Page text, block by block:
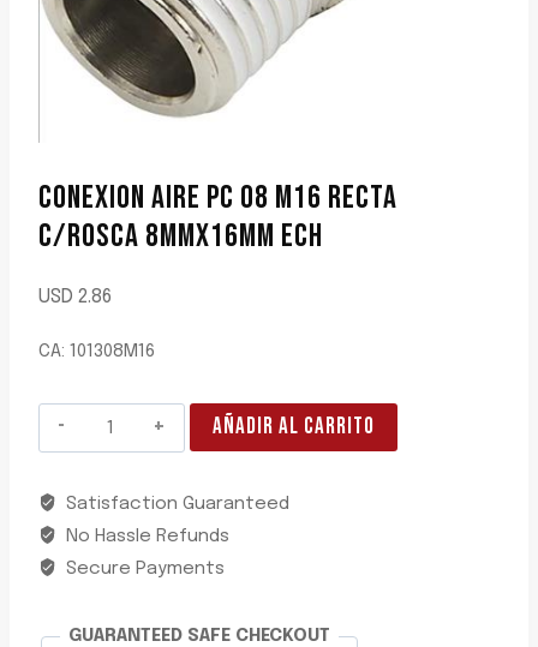
CONEXION AIRE PC 08 M16 RECTA
C/ROSCA 8MMX16MM ECH
USD 2.86
CA: 101308M16
CONEXION
AIRE
08
M16
RECTA
8MMX16MM
AÑADIR AL CARRITO
Satisfaction Guaranteed
No Hassle Refunds
Secure Payments
GUARANTEED SAFE CHECKOUT